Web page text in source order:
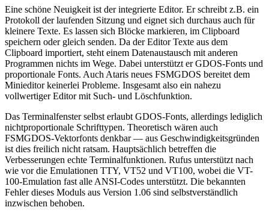
Eine schöne Neuigkeit ist der integrierte Editor. Er schreibt z.B. ein
Protokoll der laufenden Sitzung und eignet sich durchaus auch für
kleinere Texte. Es lassen sich Blöcke markieren, im Clipboard
speichern oder gleich senden. Da der Editor Texte aus dem
Clipboard importiert, steht einem Datenaustausch mit anderen
Programmen nichts im Wege. Dabei unterstützt er GDOS-Fonts und
proportionale Fonts. Auch Ataris neues FSMGDOS bereitet dem
Minieditor keinerlei Probleme. Insgesamt also ein nahezu
vollwertiger Editor mit Such- und Löschfunktion.
Das Terminalfenster selbst erlaubt GDOS-Fonts, allerdings lediglich
nichtproportionale Schrifttypen. Theoretisch wären auch
FSMGDOS-Vektorfonts denkbar — aus Geschwindigkeitsgründen
ist dies freilich nicht ratsam. Hauptsächlich betreffen die
Verbesserungen echte Terminalfunktionen. Rufus unterstützt nach
wie vor die Emulationen TTY, VT52 und VT100, wobei die VT-
100-Emulation fast alle ANSI-Codes unterstützt. Die bekannten
Fehler dieses Moduls aus Version 1.06 sind selbstverständlich
inzwischen behoben.